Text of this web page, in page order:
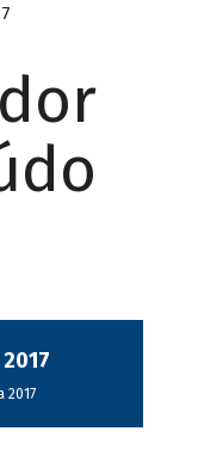
2017
2017